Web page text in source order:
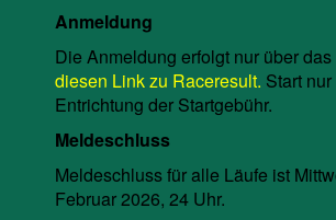
Anmeldung
Die Anmeldung erfolgt nur über
diesen Link zu Raceresult. Start
Entrichtung der Startgebühr.
Meldeschluss
Meldeschluss für alle Läufe ist
Februar 2026, 24 Uhr.